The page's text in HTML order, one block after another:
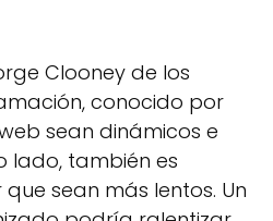
Clooney de los
conocido por
sean dinámicos e
lado, también es
sean más lentos. Un